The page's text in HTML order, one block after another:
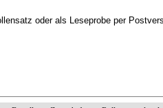
oder als Leseprobe per